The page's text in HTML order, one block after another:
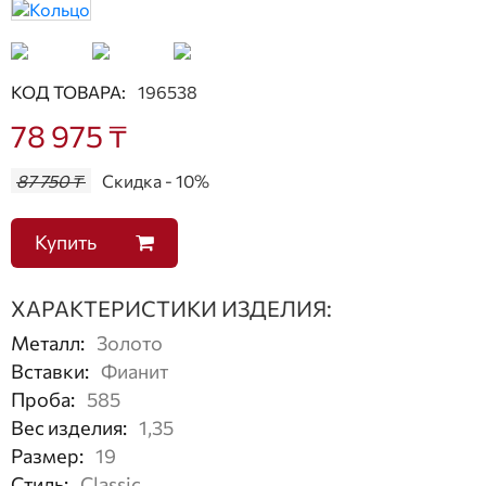
КОД ТОВАРА: 196538
78 975 ₸
87 750 ₸ Скидка - 10%
Купить
ХАРАКТЕРИСТИКИ ИЗДЕЛИЯ:
Металл: Золото
Вставки: Фианит
Проба: 585
Вес изделия: 1,35
Размер: 19